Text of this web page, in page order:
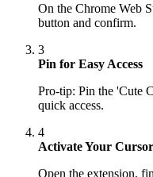
On the Chrome Web
button and confirm.
3
Pin for Easy Access
Pro-tip: Pin the 'Cute
quick access.
4
Activate Your Cursor
Open the extension,